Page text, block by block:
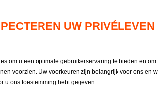
Accu
UW PRIVÉLEVEN
om u een optimale gebruikerservaring te bieden en om
voorzien. Uw voorkeuren zijn belangrijk voor ons en
u ons toestemming hebt gegeven.